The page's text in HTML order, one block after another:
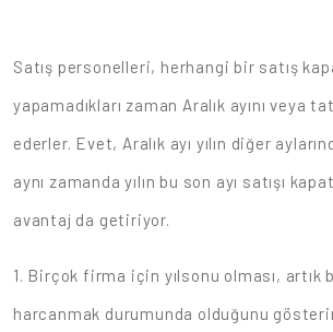
Satış personelleri, herhangi bir satış
yapamadıkları zaman Aralık ayını veya
ederler. Evet, Aralık ayı yılın diğer
aynı zamanda yılın bu son ayı satışı
avantaj da getiriyor.
1. Birçok firma için yılsonu olması, artık
harcanmak durumunda olduğunu